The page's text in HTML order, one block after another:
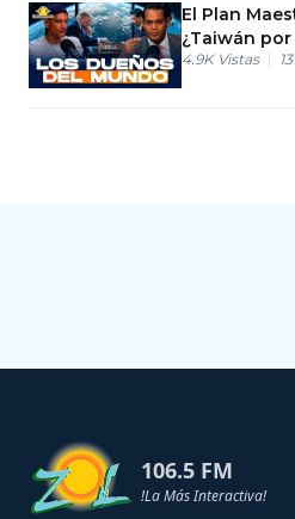
El Plan
¿Taiwán por
4.9K Vistas
106.5 FM
!La Más Interactiva!